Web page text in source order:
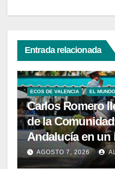
Entrada relacionada
ECOS DE VALENCIA EL
Carlos Romero
de la
Andalucía en un
semana de
AGOSTO 7, 2026